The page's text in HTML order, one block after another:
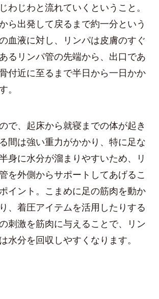
わじわと流れていくということ。
ら出発して戻るまで約一分という
血液に対し、リンパは皮膚のすぐ
るリンパ管の先端から、出口であ
付近に至るまで半日から一日かか
。
で、起床から就寝までの体が起き
間は強い重力がかかり、特に足な
身に水分が溜まりやすいため、リ
を外側からサポートしてあげるこ
イント。こまめに足の筋肉を動か
、着圧アイテムを活用したりする
刺激を筋肉に与えることで、リン
水分を回収しやすくなります。